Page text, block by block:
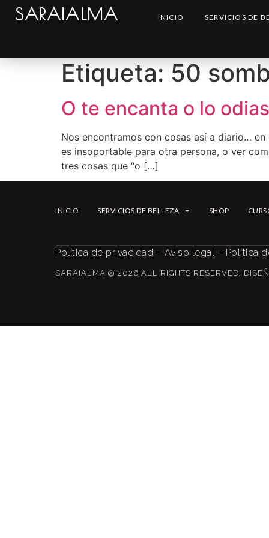
SARAIALMA INICIO SERVICIOS DE
Etiqueta: 50
O te encanta o lo odias
Nos encontramos con cosas así a diario…
es insoportable para otra persona, o ver
tres cosas que “o […]
INICIO SERVICIOS DE BELLEZA SHOP
Política de privacidad – Aviso legal – Política
SARAIALMA @ 2026 ALL RIGHTS RESERVED.